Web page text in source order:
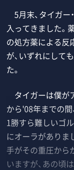
5月末、タイガー
入ってきました。
の処方薬による反
が、いずれにして
た。
タイガーは僕が
から'08年までの
1勝すら難しいゴ
にオーラがありま
手がその重圧から
いますが、あの頃